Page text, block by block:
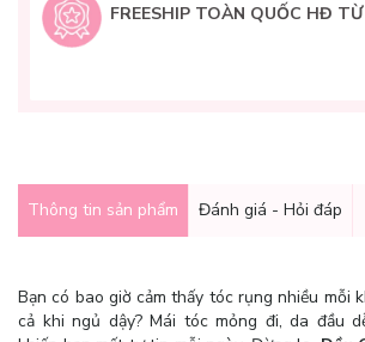
FREESHIP TOÀN QUỐC HĐ
Thông tin sản phẩm Đánh giá - Hỏi đáp
Bạn có bao giờ cảm thấy tóc rụng nhiều mỗi
cả khi ngủ dậy? Mái tóc mỏng đi, da đầu